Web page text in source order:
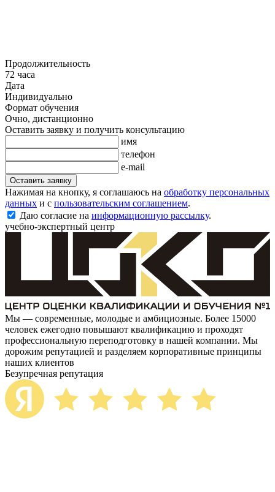
Продолжительность
72 часа
Дата
Индивидуально
Формат обучения
Очно, дистанционно
Оставить заявку и получить консультацию
имя
телефон
e-mail
Оставить заявку
Нажимая на кнопку, я соглашаюсь на обработку персональных
данных и с пользовательским соглашением.
Даю согласие на информационную рассылку.
учебно-экспертный центр
Мы — современные, молодые и амбициозные. Более 15000
человек ежегодно повышают квалификацию и проходят
профессиональную переподготовку в нашей компании. Мы
дорожим репутацией и разделяем корпоративные принципы
наших клиентов
Безупречная репутация